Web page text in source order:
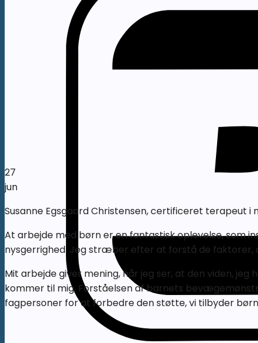
27
jun
Susanne Egsgaard Christensen, certificeret terapeut
At arbejde med børn er en fantastisk oplevelse, som
nysgerrighed. Jeg stræber efter at forstå de
Mit arbejde giver mening, når jeg ser, at den viden,
kommer til mig. Forståelsen af barnets
fagpersoner for at forbedre den støtte, vi tilbyder